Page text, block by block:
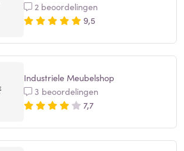
2 beoordelingen
9,5
Industriele Meubelshop
3 beoordelingen
7,7